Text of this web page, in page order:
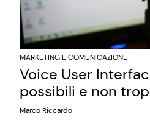
MARKETING E COMUNICAZIONE
Voice User
possibili e non
Marco Riccardo